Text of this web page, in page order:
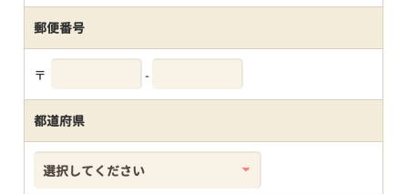
郵便番号
〒 -
都道府県